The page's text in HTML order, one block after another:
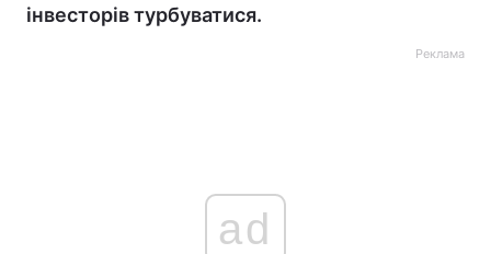
інвесторів турбуватися.
Реклама
ad